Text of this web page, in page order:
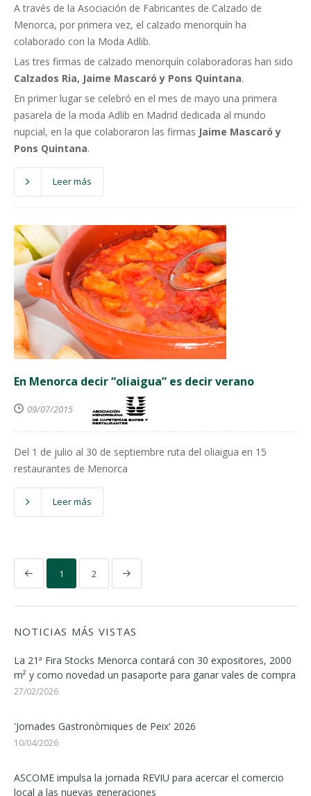
A través de la Asociación de Fabricantes de Calzado de
Menorca, por primera vez, el calzado menorquín ha
colaborado con la Moda Adlib.
Las tres firmas de calzado menorquín colaboradoras han sido
Calzados Ria, Jaime Mascaró y Pons Quintana.
En primer lugar se celebró en el mes de mayo una primera
pasarela de la moda Adlib en Madrid dedicada al mundo
nupcial, en la que colaboraron las firmas Jaime Mascaró y
Pons Quintana.
Leer más
En Menorca decir “oliaigua” es decir verano
09/07/2015
Del 1 de julio al 30 de septiembre ruta del oliaigua en 15
restaurantes de Menorca
Leer más
1 2
NOTICIAS MÁS VISTAS
La 21ª Fira Stocks Menorca contará con 30 expositores, 2000
m² y como novedad un pasaporte para ganar vales de compra
27/02/2026
'Jornades Gastronòmiques de Peix' 2026
10/04/2026
ASCOME impulsa la jornada REVIU para acercar el comercio
local a las nuevas generaciones